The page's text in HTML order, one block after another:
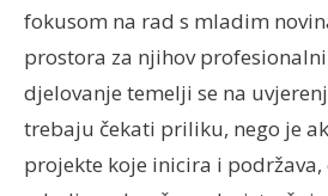
fokusom na rad s mladim
prostora za njihov
djelovanje temelji se na
trebaju čekati priliku, nego je
projekte koje inicira i podržava,